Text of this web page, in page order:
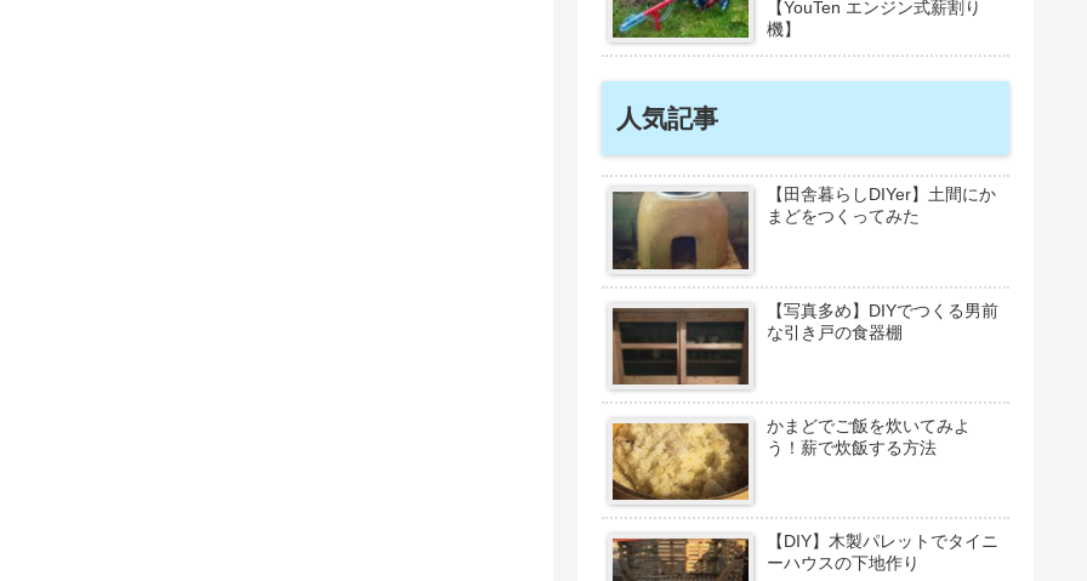
【YouTen エンジン式薪割り
機】
人気記事
【田舎暮らしDIYer】土間にか
まどをつくってみた
【写真多め】DIYでつくる男前
な引き戸の食器棚
かまどでご飯を炊いてみよ
う！薪で炊飯する方法
【DIY】木製パレットでタイニ
ーハウスの下地作り